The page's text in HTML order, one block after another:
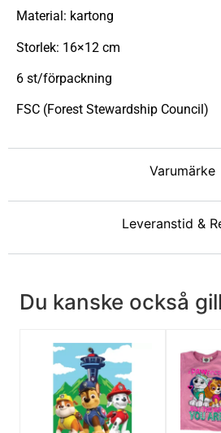
Varumärke
Leveranstid &
Material: kartong
Storlek: 16×12 cm
6 st/förpackning
FSC (Forest Stewardship Council)
Du kanske också